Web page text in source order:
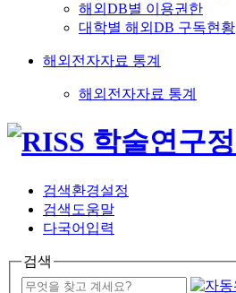
해외DB별 이용권한
대학별 해외DB 구독현황
해외전자자료 통계
해외전자자료 통계
검색환경설정
검색도움말
다국어입력
검색